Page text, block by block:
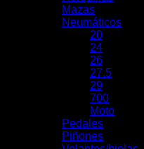
Mazas
Neumáticos
20
24
26
27.5
29
700
Moto
Pedales
Piñones